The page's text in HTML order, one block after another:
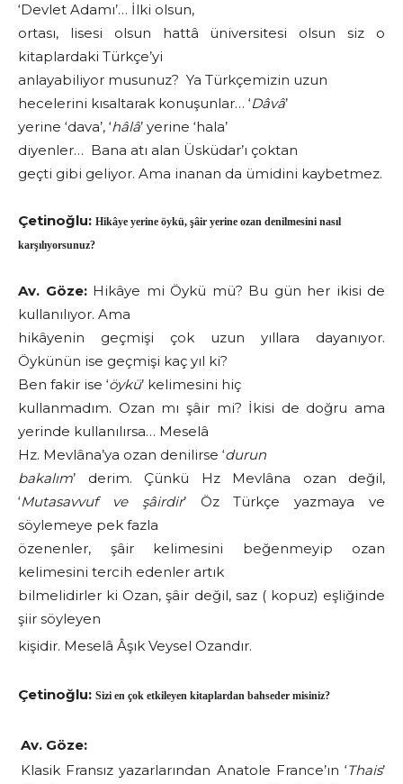
‘Devlet Adamı’… İlki olsun,
ortası, lisesi olsun hattâ üniversitesi olsun siz o
kitaplardaki Türkçe’yi
anlayabiliyor musunuz? Ya Türkçemizin uzun
hecelerini kısaltarak konuşunlar… ‘Dâvâ’
yerine ‘dava’, ‘hâlâ’ yerine ‘hala’
diyenler… Bana atı alan Üsküdar’ı çoktan
geçti gibi geliyor. Ama inanan da ümidini kaybetmez.
Çetinoğlu: Hikâye yerine öykü, şâir yerine ozan denilmesini nasıl
karşılıyorsunuz?
Av. Göze:Hikâye mi Öykü mü? Bu gün her ikisi de
kullanılıyor. Ama
hikâyenin geçmişi çok uzun yıllara dayanıyor.
Öykünün ise geçmişi kaç yıl ki?
Ben fakir ise ‘öykü’ kelimesini hiç
kullanmadım. Ozan mı şâir mi? İkisi de doğru ama
yerinde kullanılırsa… Meselâ
Hz. Mevlâna’ya ozan denilirse ‘durun
bakalım’ derim. Çünkü Hz Mevlâna ozan değil,
‘Mutasavvuf ve şâirdir’ Öz Türkçe yazmaya ve
söylemeye pek fazla
özenenler, şâir kelimesini beğenmeyip ozan
kelimesini tercih edenler artık
bilmelidirler ki Ozan, şâir değil, saz ( kopuz) eşliğinde
şiir söyleyen
kişidir. Meselâ Âşık Veysel Ozandır.
Çetinoğlu: Sizi en çok etkileyen kitaplardan bahseder misiniz?
Av. Göze:
Klasik Fransız yazarlarından Anatole France’ın ‘Thais’